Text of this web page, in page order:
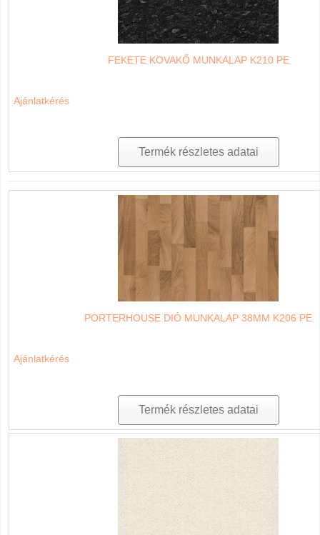
FEKETE KOVAKŐ MUNKALAP K210 PE
Ajánlatkérés
Termék részletes adatai
PORTERHOUSE DIÓ MUNKALAP 38MM K206 PE
Ajánlatkérés
Termék részletes adatai